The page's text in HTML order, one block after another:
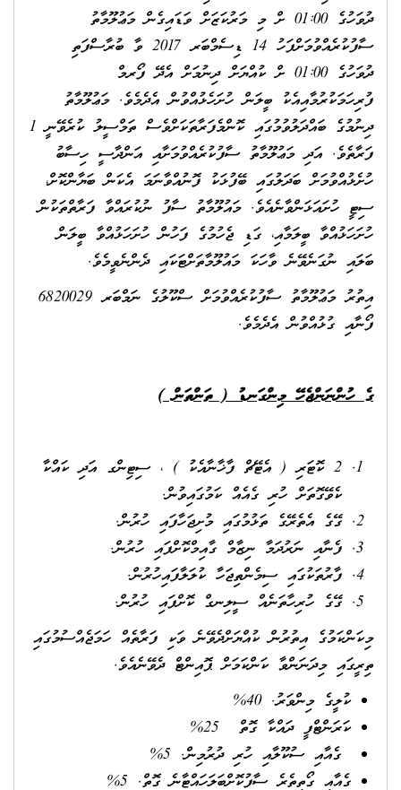
ދުވަހުގެ 01:00 ށް މި މަރުކަޒަށް ވަޑައިގެން މަޢުލޫމާތު
ސާފުކުރެއްވުމަށްފަހު 14 ޑިސެމްބަރ 2017 ވާ ބުރާސްފަތި
ދުވަހުގެ 01:00 ށް ކުއްޔަށް ދިނުމަށް އެދޭ ފޯރމް
ބީލަން ހުށަހެޅުއްވުން އެދެމެވެ. މަޢުލޫމާތު
ދިނުމުގެ ބައްދަލުވުމުގައި ކޮންމެފަރާތަކަށްވެސް ތަމްސީލު ކުރެވޭނީ 1
އަދި މަޢުލޫމާތު ސާފުކުރެއްވުމަށާއި އަންދާސީ ހިސާބު
ބަދަލުގައި ބޭފުޅަކު ފޮނުއްވާނަމަ އެކަން ބަޔާންކޮށް،
މައުލޫމާތު ސާފު ނުކުރައްވާ ފަރާތްތަކުން
ބީލަމާއި، ގަޑި ޖެހުމުގެ ފަހުން ހުށަހަޅުއްވާ ބީލަން
ނުގަނެވޭނެ ވާހަކަ މައުލޫމާތަށްޓަކައި ދެންނެވީމެވެ.
އިތުރު މަޢުލޫމާތު ސާފުކުރެއްވުމަށް ސްކޫލުގެ ނަމްބަރ 6820029
ގުޅުއްވުން އެދެމެވެ.
މިންގަނޑު ( ތަންތަން )
2 ކޮޓަރި ( އެޓޭޗް ފާޚާނާއެކު ) ، ސިޓިންގ އަދި ކައްކާ
ކެވޭގޮތަށް ހުރި ގެއެއް ކަމުގައިވުން.
ގޭގެ އެތެރޭގެ ތަޅުމުގައި މުށިޖަހާފައި ހުރުން.
ފެނާއި ނަރުދަމާ ނިޒާމް ގާއިމްކޮށްފައި ހުރުން.
ފާރުތަކުގައި ސިމެންތިޖަހާ ކުލަލާފައިހުރުން.
ގޭގެ ހުރިހާތަނެއް ސީލިނގް ކޮށްފައި ހުރުން.
އިތުރުން ކުއްޔަށްދެވޭނެ ވަކި ފަރާތެއް ހަމަޖެއްސުމުގައި
މިދަނަންވާ ކަންކަމަށް ޕޮއިންޓް ދެވޭނެއެވެ.
ކުލީގެ މިންވަރު. 40%
ކަރަންޓްފީ ދައްކާ ގޮތް 25%
ގެއާއި ސުކޫލާއި ހުރި ދުރުމިން. 5%
ގެއާއި ގޯތިތެރެ ސާފުކޮށްބަލަހައްޓާނެ ގޮތް. 5%